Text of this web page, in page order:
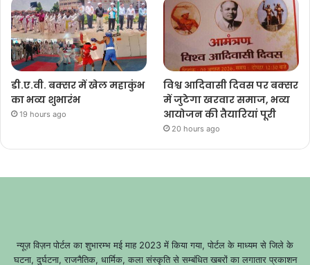
डी.ए.वी. बक्सर में खेल महाकुंभ
का भव्य शुभारंभ
19 hours ago
विश्व आदिवासी दिवस पर बक्सर
में जुटेगा खरवार समाज, भव्य
आयोजन की तैयारियां पूरी
20 hours ago
न्यूज़ विज़न पोर्टल का शुभारम्भ मई माह 2023 में किया गया, पोर्टल के माध्यम से जिले के
घटना, दुर्घटना, राजनैतिक, धार्मिक, कला संस्कृति से सम्बंधित खबरों का लगातार प्रकाशन